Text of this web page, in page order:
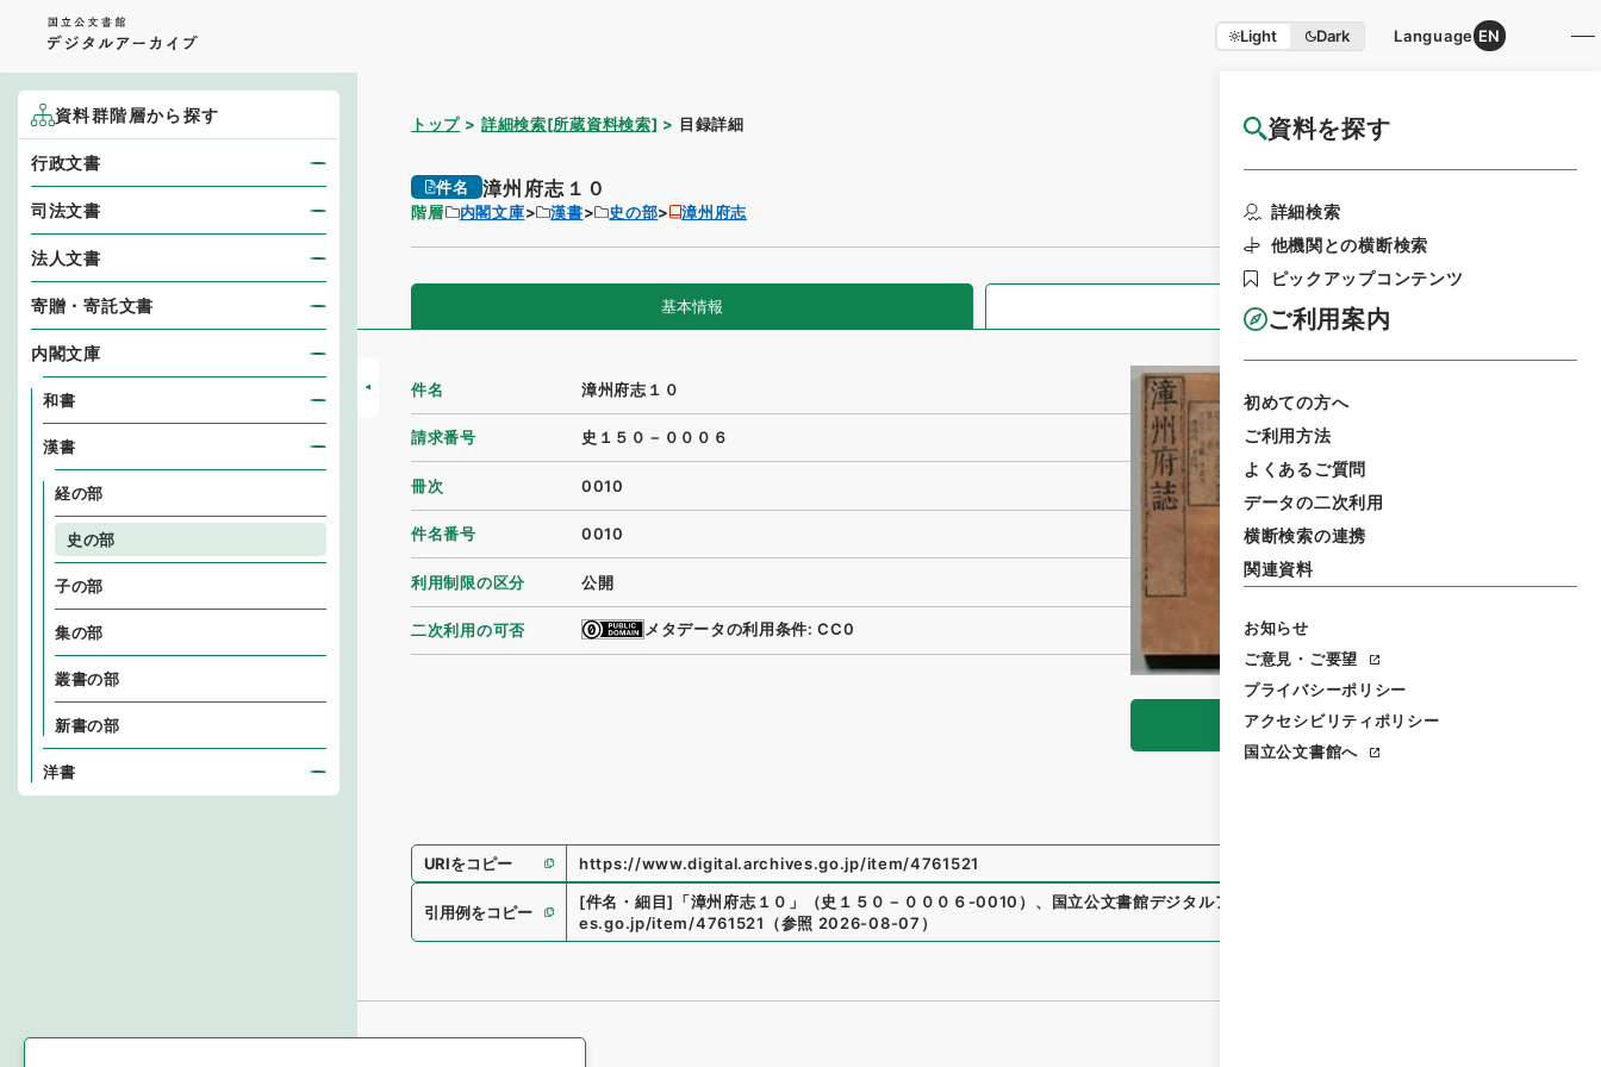
Light Dark Language EN
資料を探す
詳細検索
他機関との横断検索
ピックアップコンテンツ
ご利用案内
初めての方へ
ご利用方法
よくあるご質問
データの二次利用
横断検索の連携
関連資料
お知らせ
ご意見・ご要望
プライバシーポリシー
アクセシビリティポリシー
国立公文書館へ
トップ 詳細検索[所蔵資料検索] 目録詳細 国立公文書館HP利用案内
件名 漳州府志１０
階層 内閣文庫 漢書 史の部 漳州府志
基本情報 全ての情報
閲覧
件名 漳州府志１０
請求番号 史１５０－０００６
冊次 0010
件名番号 0010
利用制限の区分 公開
二次利用の可否 メタデータの利用条件: CC0
URIをコピー https://www.digital.archives.go.jp/item/4761521
引用例をコピー
[件名・細目] 「漳州府志１０ 」 （史１５０－０００６-0010 ） 、 国立公文書館デジタルアーカイブ
es.go.jp/item/4761521
（参照 2026-08-07 ）
資料群階層から探す
行政文書
司法文書
法人文書
寄贈・寄託文書
内閣文庫
和書
漢書
経の部
史の部
子の部
集の部
叢書の部
新書の部
洋書